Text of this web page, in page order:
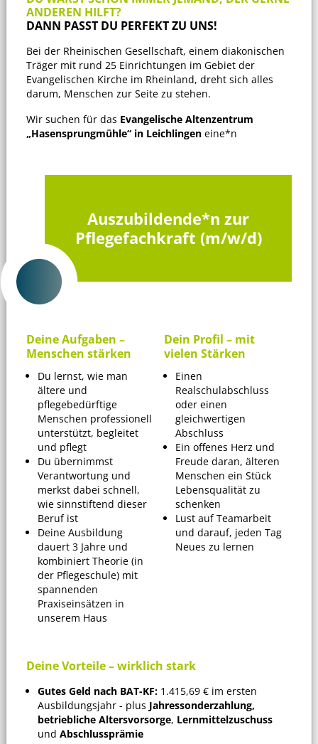
ANDEREN HILFT?
DANN PASST DU PERFEKT ZU UNS!
Bei der Rheinischen Gesellschaft, einem diakonischen
Träger mit rund 25 Einrichtungen im Gebiet der
Evangelischen Kirche im Rheinland, dreht sich alles
darum, Menschen zur Seite zu stehen.
Wir suchen für das Evangelische Altenzentrum
„Hasensprungmühle“ in Leichlingeneine*n
Auszubildende*n zur
Pflegefachkraft (m/w/d)
Deine Aufgaben –
Menschen stärken
Du lernst, wie man
ältere und
pflegebedürftige
Menschen professionell
unterstützt, begleitet
und pflegt
Du übernimmst
Verantwortung und
merkst dabei schnell,
wie sinnstiftend dieser
Beruf ist
Deine Ausbildung
dauert 3 Jahre und
kombiniert Theorie (in
der Pflegeschule) mit
spannenden
Praxiseinsätzen in
unserem Haus
Dein Profil – mit
vielen Stärken
Einen
Realschulabschluss
oder einen
gleichwertigen
Abschluss
Ein offenes Herz und
Freude daran, älteren
Menschen ein Stück
Lebensqualität zu
schenken
Lust auf Teamarbeit
und darauf, jeden Tag
Neues zu lernen
Deine Vorteile – wirklich stark
Gutes Geld nach BAT-KF: 1.415,69 € im ersten
Ausbildungsjahr - plus Jahressonderzahlung,
betriebliche Altersvorsorge, Lernmittelzuschuss
und Abschlussprämie